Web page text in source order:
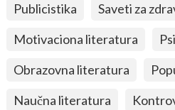
Publicistika
Saveti za
Motivaciona literatura
Obrazovna literatura
Naučna literatura